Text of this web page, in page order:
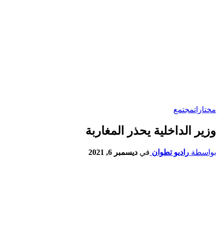
مختاراتمجتمع
وزير الداخلية يحذر المغاربة
بواسطة راديو تطوان في ديسمبر 6, 2021